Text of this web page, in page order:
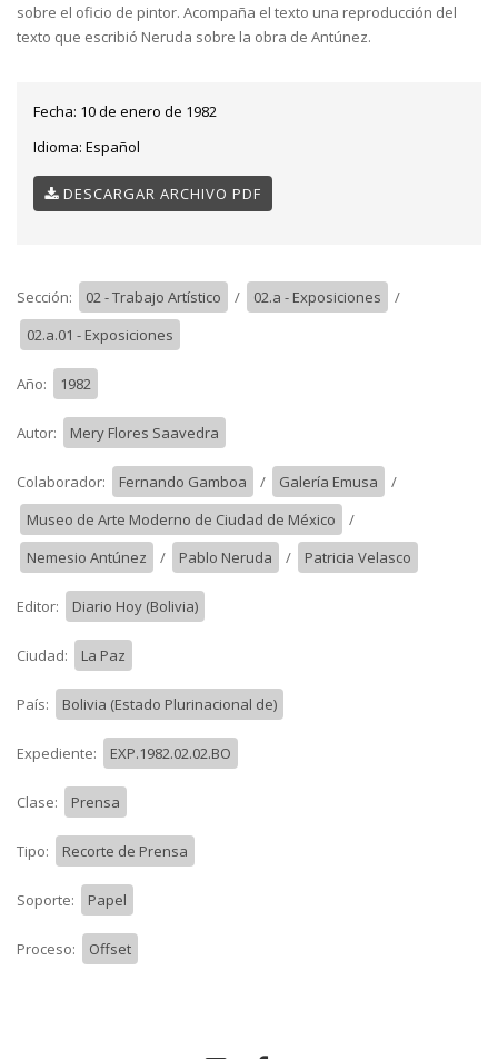
sobre el oficio de pintor. Acompaña el texto una reproducción del
texto que escribió Neruda sobre la obra de Antúnez.
Fecha: 10 de enero de 1982
Idioma: Español
DESCARGAR ARCHIVO PDF
Sección: 02 - Trabajo Artístico / 02.a - Exposiciones
/
02.a.01 - Exposiciones
Año: 1982
Autor: Mery Flores Saavedra
Colaborador: Fernando Gamboa / Galería Emusa
/
Museo de Arte Moderno de Ciudad de México
/
Nemesio Antúnez
/ Pablo Neruda / Patricia Velasco
Editor: Diario Hoy (Bolivia)
Ciudad: La Paz
País: Bolivia (Estado Plurinacional de)
Expediente: EXP.1982.02.02.BO
Clase: Prensa
Tipo: Recorte de Prensa
Soporte: Papel
Proceso: Offset